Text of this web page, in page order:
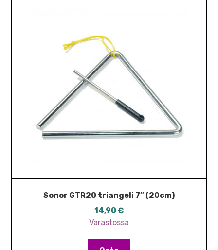
Sonor GTR20 triangeli 7″ (20cm)
14,90 €
Varastossa